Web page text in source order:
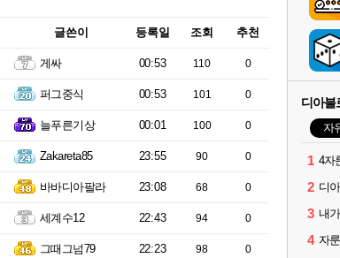
글쓴이 등록일 조회 추천
게싸 00:53 110 0
퍼그중식 00:53 101 0
늘푸른기상 00:01 100 0
Zakareta85 23:55 90 0
바바디아팔라 23:08 68 0
세계수12 22:43 94 0
그때그넘79 22:23 98 0
디아블
자
1 4자
2 디
3 내
4 자